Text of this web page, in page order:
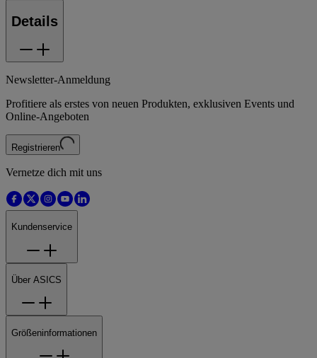
Details
Newsletter-Anmeldung
Profitiere als erstes von neuen Produkten, exklusiven Events und
Online-Angeboten
Registrieren
Vernetze dich mit uns
Kundenservice
Über ASICS
Größeninformationen